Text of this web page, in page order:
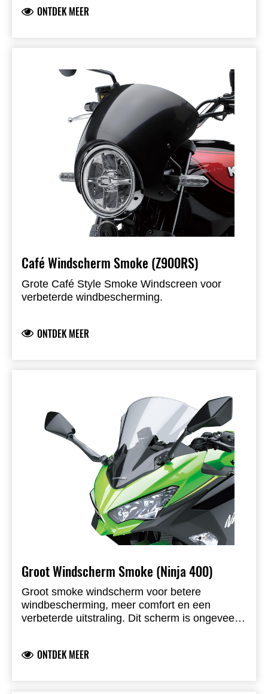
ONTDEK MEER
Café Windscherm Smoke (Z900RS)
Grote Café Style Smoke Windscreen voor
verbeterde windbescherming.
ONTDEK MEER
Groot Windscherm Smoke (Ninja 400)
Groot smoke windscherm voor betere
windbescherming, meer comfort en een
verbeterde uitstraling. Dit scherm is ongeveer
product, ontwikkeld door Kawasaki en volledig
ONTDEK MEER